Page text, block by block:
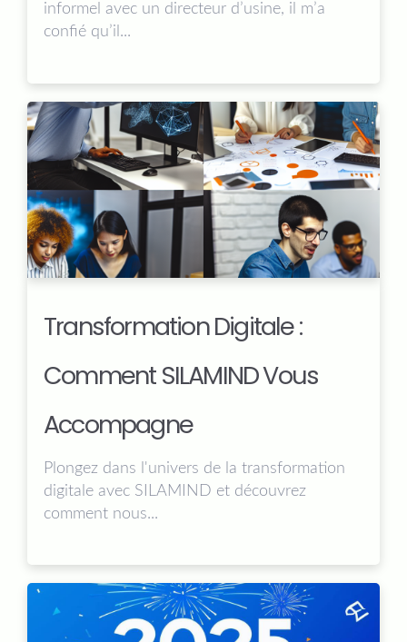
informel avec un directeur d’usine, il m’a
confié qu’il...
Transformation Digitale :
Comment SILAMIND Vous
Accompagne
Plongez dans l'univers de la transformation
digitale avec SILAMIND et découvrez
comment nous...